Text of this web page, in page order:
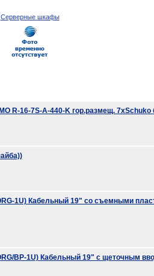
Серверные шкафы
R-16-7S-A-440-K гор.размещ. 7xSchuko
1U) Кабельный 19" со съемными
BP-1U) Кабельный 19" c щеточным